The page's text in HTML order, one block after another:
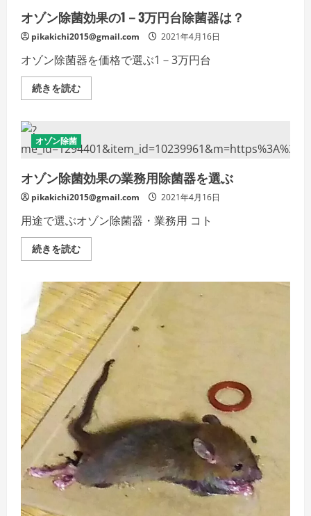
オゾン除菌効果の1－3万円台除菌器は？
pikakichi2015@gmail.com 2021年4月16日
オゾン除菌器を価格で選ぶ1－3万円台
続きを読むオ
ゾ
効
果
の
－
3
万
円
台
除
の
細
を
ご
覧
く
だ
さ
い
オゾン除菌
オゾン除菌効果の業務用除菌器を選ぶ
pikakichi2015@gmail.com 2021年4月16日
用途で選ぶオゾン除菌器・業務用 コト
続きを読むオ
ゾ
菌
効
果
の
業
務
用
除
菌
選
ぶ
の
詳
細
ご
覧
だ
さ